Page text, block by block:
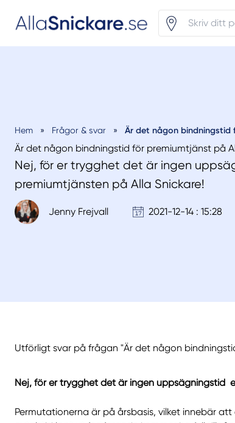
Hem » Frågor & svar » Är det någon bindningstid
Är det någon bindningstid för premiumtjänst på
Nej, för er trygghet det är ingen
premiumtjänsten på Alla Snickare!
Jenny Frejvall 2021-12-14 : 15:28
Utförligt svar på frågan "Är det någon
Nej, för er trygghet det är ingen uppsägningstid
Permutationerna är på årsbasis, vilket innebär